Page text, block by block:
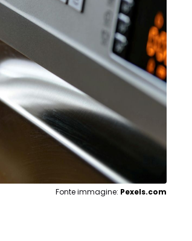
Fonte immagine: Pexels.com